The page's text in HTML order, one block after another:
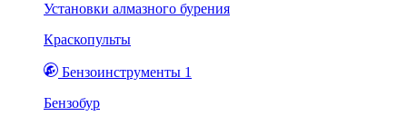
Установки алмазного бурения
Краскопульты
Бензоинструменты 1
Бензобур